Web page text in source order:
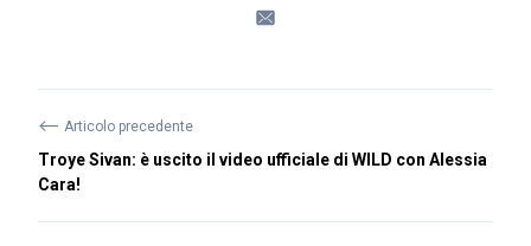
⟵ Articolo precedente
Troye Sivan: è uscito il video ufficiale di WILD con Alessia
Cara!